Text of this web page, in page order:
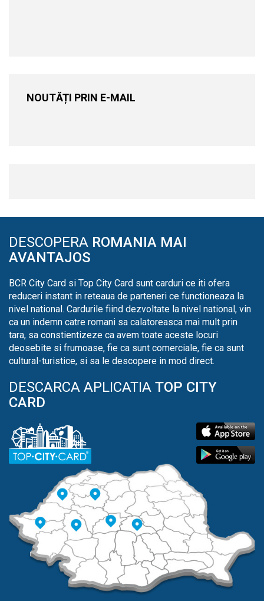
NOUTĂȚI PRIN E-MAIL
DESCOPERA ROMANIA MAI
AVANTAJOS
BCR City Card si Top City Card sunt carduri ce iti ofera
reduceri instant in reteaua de parteneri ce functioneaza la
nivel national. Cardurile fiind dezvoltate la nivel national, vin
ca un indemn catre romani sa calatoreasca mai mult prin
tara, sa constientizeze ca avem toate aceste locuri
deosebite si frumoase, fie ca sunt comerciale, fie ca sunt
cultural-turistice, si sa le descopere in mod direct.
DESCARCA APLICATIA TOP CITY
CARD